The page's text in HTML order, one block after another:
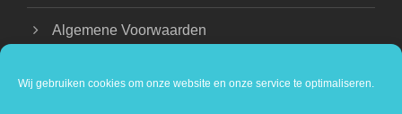
Wij gebruiken cookies om onze website en onze service te optimaliseren.
Algemene Voorwaarden